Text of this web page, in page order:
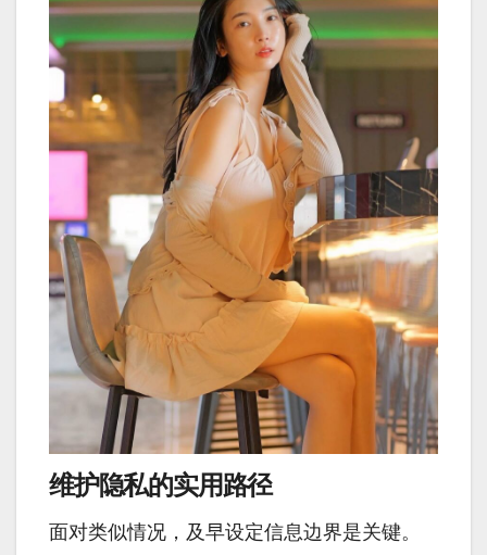
维护隐私的实用路径
面对类似情况，及早设定信息边界是关键。